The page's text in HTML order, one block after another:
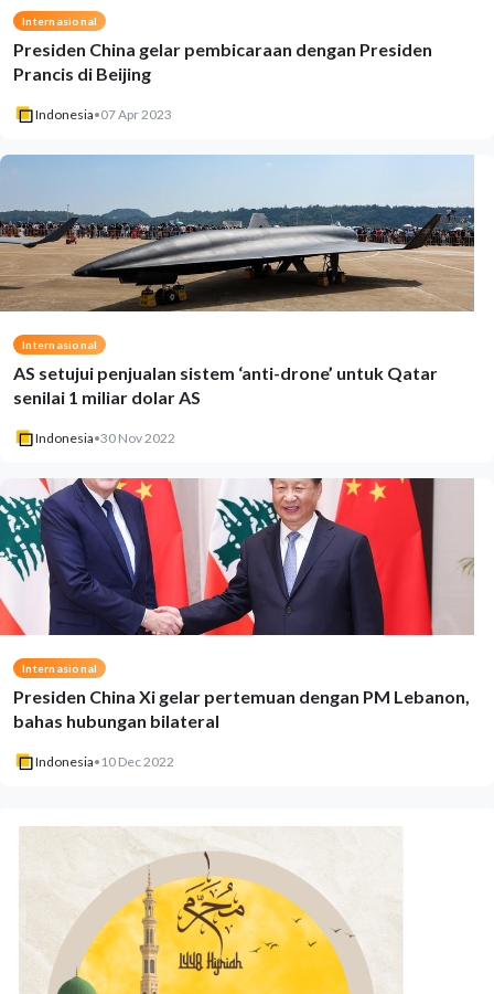
Internasional
Presiden China gelar pembicaraan dengan Presiden
Prancis di Beijing
Indonesia•07 Apr 2023
Internasional
AS setujui penjualan sistem ‘anti-drone’ untuk Qatar
senilai 1 miliar dolar AS
Indonesia•30 Nov 2022
Internasional
Presiden China Xi gelar pertemuan dengan PM Lebanon,
bahas hubungan bilateral
Indonesia• 10 Dec 2022